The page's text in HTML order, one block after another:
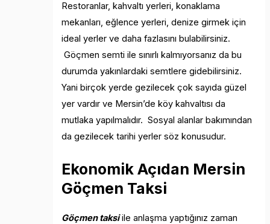
Restoranlar, kahvaltı yerleri, konaklama
mekanları, eğlence yerleri, denize girmek için
ideal yerler ve daha fazlasını bulabilirsiniz.
Göçmen semti ile sınırlı kalmıyorsanız da bu
durumda yakınlardaki semtlere gidebilirsiniz.
Yani birçok yerde gezilecek çok sayıda güzel
yer vardır ve Mersin’de köy kahvaltısı da
mutlaka yapılmalıdır. Sosyal alanlar bakımından
da gezilecek tarihi yerler söz konusudur.
Ekonomik Açıdan Mersin
Göçmen Taksi
Göçmen taksiile anlaşma yaptığınız zaman